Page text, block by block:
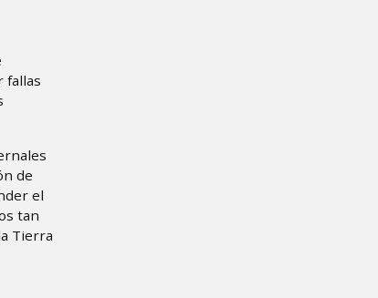
fallas
de
el
tan
Tierra